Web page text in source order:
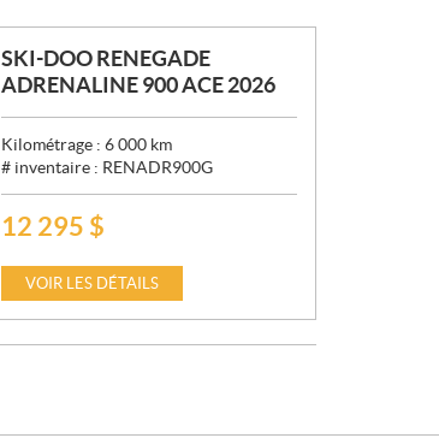
SKI-DOO RENEGADE
ADRENALINE 900 ACE 2026
Kilométrage : 6 000 km
# inventaire : RENADR900G
P
X
12 295 $
VOIR LES DÉTAILS